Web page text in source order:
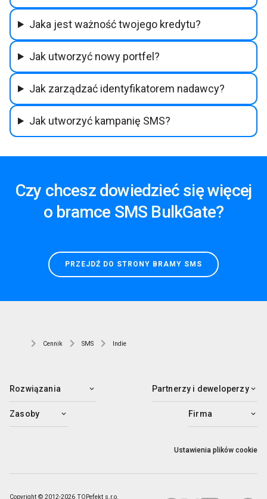
Jaka jest ważność twojego kredytu?
Jak utworzyć nowy portfel?
Jak zarządzać identyfikatorem nadawcy?
Jak utworzyć kampanię SMS?
Czy chcesz dowiedzieć się więcej
o bramce SMS BulkGate?
PRZEJDŹ DO STRONY BRAMY SMS
Cennik SMS Indie
Rozwiązania Partnerzy i deweloperzy
Zasoby Firma
Ustawienia plików cookie
Copyright © 2012-2026 TOPefekt s.r.o.